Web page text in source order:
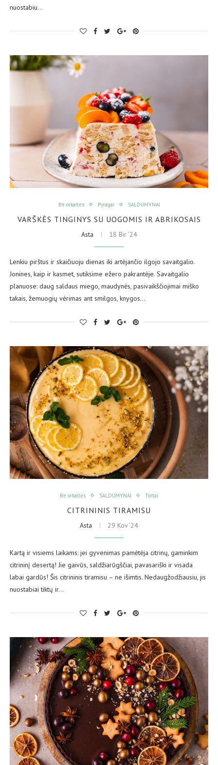
nuostabiu…
Be orkaitės Pyragai SALDUMYNAI
VARŠKĖS TINGINYS SU UOGOMIS IR ABRIKOSAIS
Asta 18 Bir ’24
Lenkiu pirštus ir skaičiuoju dienas iki artėjančio ilgojo savaitgalio.
Jonines, kaip ir kasmet, sutiksime ežero pakrantėje. Savaitgalio
planuose: daug saldaus miego, maudynės, pasivaikščiojimai miško
takais, žemuogių vėrimas ant smilgos, knygos…
Be orkaitės SALDUMYNAI Tortai
CITRININIS TIRAMISU
Asta 29 Kov ’24
Kartą ir visiems laikams: jei gyvenimas pamėtėja citrinų, gaminkim
citrininį desertą! Jie gaivūs, saldžiarūgščiai, pavasariški ir visada
labai gardūs! Šis citrininis tiramisu – ne išimtis. Nedaugžodžiausiu, jis
nuostabiai tiktų ir…